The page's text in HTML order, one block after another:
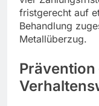
fristgerecht auf
Behandlung
Metallüberzug.
Prävention